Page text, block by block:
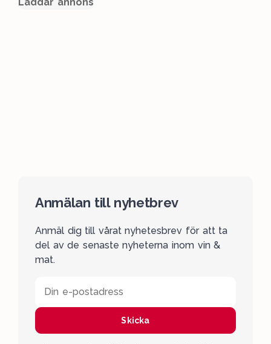
Laddar annons
Anmälan till nyhetbrev
Anmäl dig till vårat nyhetesbrev för att ta
del av de senaste nyheterna inom vin &
mat.
Din e-postadress
Skicka